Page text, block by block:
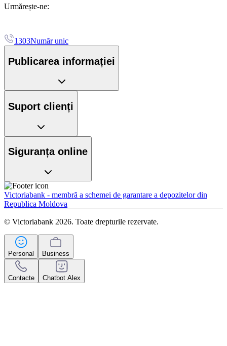
Urmărește-ne:
1303Număr unic
Publicarea informației
Suport clienți
Siguranța online
Victoriabank - membră a schemei de garantare a depozitelor din
Republica Moldova
© Victoriabank 2026. Toate drepturile rezervate.
Personal Business
Contacte Chatbot Alex